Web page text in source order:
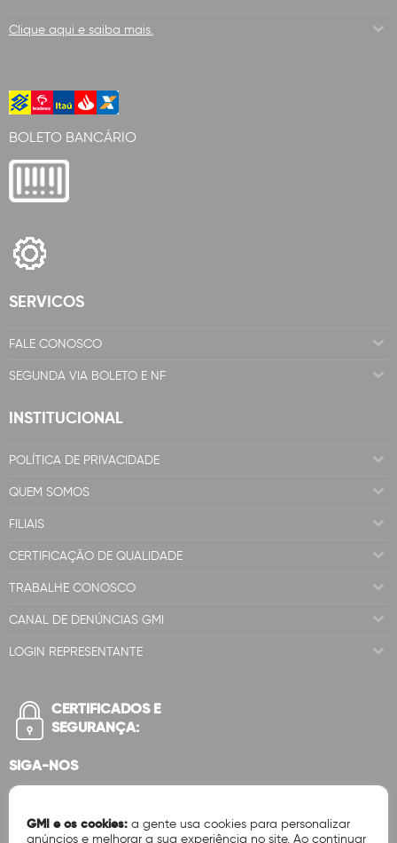
Clique aqui e saiba mais.
BOLETO BANCÁRIO
SERVICOS
FALE CONOSCO
SEGUNDA VIA BOLETO E NF
INSTITUCIONAL
POLÍTICA DE PRIVACIDADE
QUEM SOMOS
FILIAIS
CERTIFICAÇÃO DE QUALIDADE
TRABALHE CONOSCO
CANAL DE DENÚNCIAS GMI
LOGIN REPRESENTANTE
CERTIFICADOS E
SEGURANÇA:
SIGA-NOS
GMI e os cookies: a gente usa cookies para personalizar
anúncios e melhorar a sua experiência no site. Ao continuar